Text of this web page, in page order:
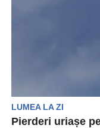
LUMEA LA ZI
Pierderi uriașe